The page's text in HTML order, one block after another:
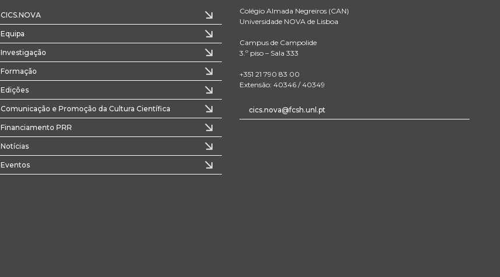
CICS.NOVA
Equipa
Investigação
Formação
Edições
Comunicação e Promoção da Cultura Científica
Financiamento PRR
Notícias
Eventos
Colégio Almada Negreiros (CAN)
Universidade NOVA de Lisboa
Campus de Campolide
3.º piso – Sala 333
+351 21 790 83 00
Extensão: 40346 / 40349
cics.nova@fcsh.unl.pt